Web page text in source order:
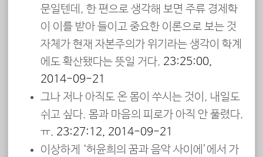
문일텐데, 한 편으로 생각해 보면 주류 경제학
이 이를 받아 들이고 중요한 이론으로 보는 것
자체가 현재 자본주의가 위기라는 생각이 학계
에도 확산됐다는 뜻일 거다. 23:25:00,
2014-09-21
그나 저나 아직도 온 몸이 쑤시는 것이, 내일도
쉬고 싶다. 몸과 마음의 피로가 아직 안 풀렸다.
ㅠ. 23:27:12, 2014-09-21
이상하게 ‘허윤희의 꿈과 음악 사이에’에서 가